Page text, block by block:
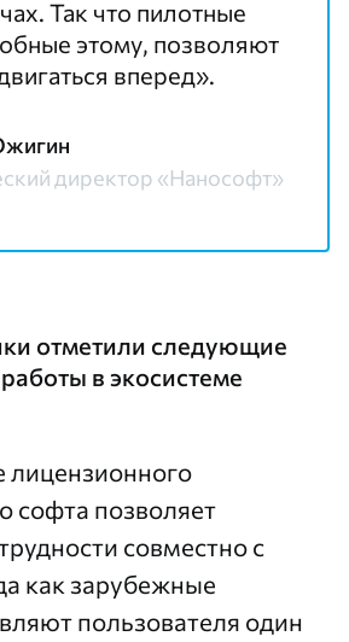
Так что пилотные
этому, позволяют
вперед».
директор «Нанософт»
отметили следующие
в экосистеме
лицензионного
софта позволяет
совместно с
как зарубежные
пользователя один